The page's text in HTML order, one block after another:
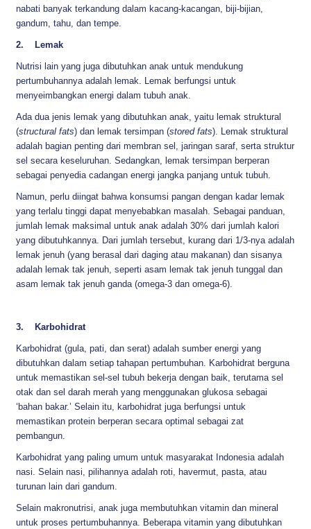
nabati banyak terkandung dalam kacang-kacangan, biji-bijian,
gandum, tahu, dan tempe.
2. Lemak
Nutrisi lain yang juga dibutuhkan anak untuk mendukung
pertumbuhannya adalah lemak. Lemak berfungsi untuk
menyeimbangkan energi dalam tubuh anak.
Ada dua jenis lemak yang dibutuhkan anak, yaitu lemak struktural
(structural fats) dan lemak tersimpan (stored fats). Lemak struktural
adalah bagian penting dari membran sel, jaringan saraf, serta struktur
sel secara keseluruhan. Sedangkan, lemak tersimpan berperan
sebagai penyedia cadangan energi jangka panjang untuk tubuh.
Namun, perlu diingat bahwa konsumsi pangan dengan kadar lemak
yang terlalu tinggi dapat menyebabkan masalah. Sebagai panduan,
jumlah lemak maksimal untuk anak adalah 30% dari jumlah kalori
yang dibutuhkannya. Dari jumlah tersebut, kurang dari 1/3-nya adalah
lemak jenuh (yang berasal dari daging atau makanan) dan sisanya
adalah lemak tak jenuh, seperti asam lemak tak jenuh tunggal dan
asam lemak tak jenuh ganda (omega-3 dan omega-6).
3. Karbohidrat
Karbohidrat (gula, pati, dan serat) adalah sumber energi yang
dibutuhkan dalam setiap tahapan pertumbuhan. Karbohidrat berguna
untuk memastikan sel-sel tubuh bekerja dengan baik, terutama sel
otak dan sel darah merah yang menggunakan glukosa sebagai
‘bahan bakar.’ Selain itu, karbohidrat juga berfungsi untuk
memastikan protein berperan secara optimal sebagai zat
pembangun.
Karbohidrat yang paling umum untuk masyarakat Indonesia adalah
nasi. Selain nasi, pilihannya adalah roti, havermut, pasta, atau
turunan lain dari gandum.
Selain makronutrisi, anak juga membutuhkan vitamin dan mineral
untuk proses pertumbuhannya. Beberapa vitamin yang dibutuhkan